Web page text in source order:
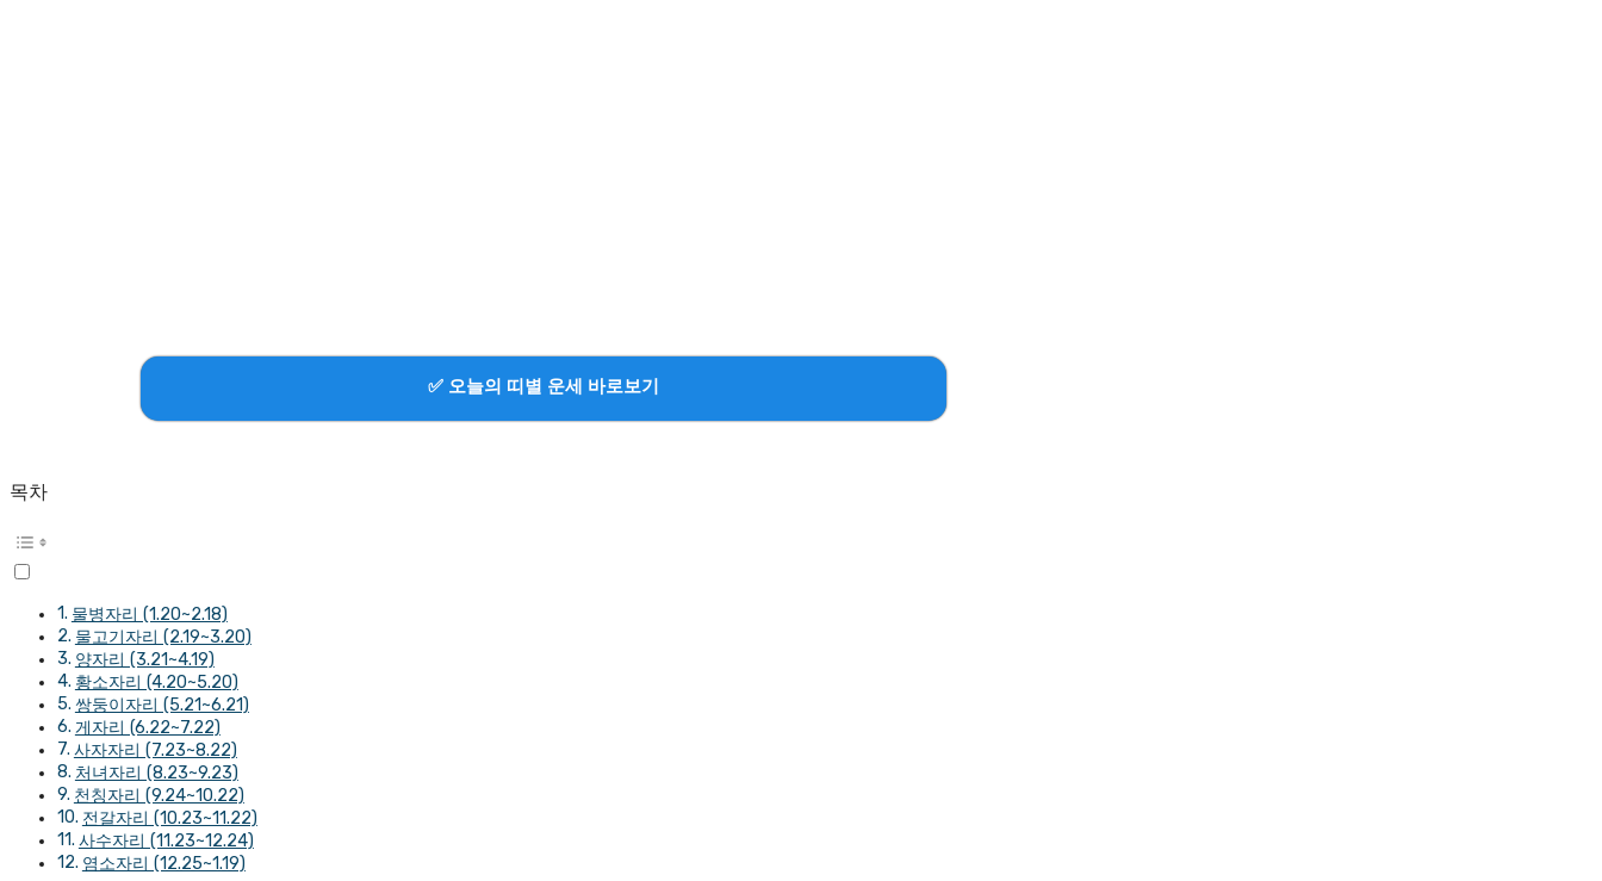
✅ 오늘의 띠별 운세 바로보기
목차
물병자리 (1.20~2.18)
물고기자리 (2.19~3.20)
양자리 (3.21~4.19)
황소자리 (4.20~5.20)
쌍둥이자리 (5.21~6.21)
게자리 (6.22~7.22)
사자자리 (7.23~8.22)
처녀자리 (8.23~9.23)
천칭자리 (9.24~10.22)
전갈자리 (10.23~11.22)
사수자리 (11.23~12.24)
염소자리 (12.25~1.19)